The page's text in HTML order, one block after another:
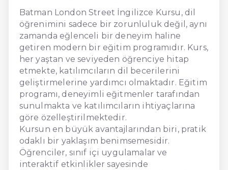
Batman London Street İngilizce Kursu, dil
öğrenimini sadece bir zorunluluk değil, aynı
zamanda eğlenceli bir deneyim haline
getiren modern bir eğitim programıdır. Kurs,
her yaştan ve seviyeden öğrenciye hitap
etmekte, katılımcıların dil becerilerini
geliştirmelerine yardımcı olmaktadır. Eğitim
programı, deneyimli eğitmenler tarafından
sunulmakta ve katılımcıların ihtiyaçlarına
göre özelleştirilmektedir.
Kursun en büyük avantajlarından biri, pratik
odaklı bir yaklaşım benimsemesidir.
Öğrenciler, sınıf içi uygulamalar ve
interaktif etkinlikler sayesinde